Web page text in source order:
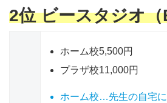
2位 ビースタジオ
ホーム校5,500円
プラザ校11,000円
ホーム校…先生の自宅